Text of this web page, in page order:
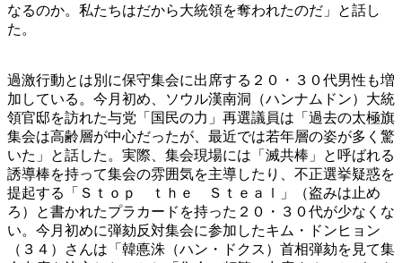
なるのか。私たちはだから大統領を奪われたのだ」と話し
た。
過激行動とは別に保守集会に出席する２０・３０代男性も増
加している。今月初め、ソウル漢南洞（ハンナムドン）大統
領官邸を訪れた与党「国民の力」再選議員は「過去の太極旗
集会は高齢層が中心だったが、最近では若年層の姿が多く驚
いた」と話した。実際、集会現場には「滅共棒」と呼ばれる
誘導棒を持って集会の雰囲気を主導したり、不正選挙疑惑を
提起する「Ｓｔｏｐ ｔｈｅ Ｓｔｅａｌ」（盗みは止め
ろ）と書かれたプラカードを持った２０・３０代が少なくな
い。今月初めに弾劾反対集会に参加したキム・ドンヒョン
（３４）さんは「韓悳洙（ハン・ドクス）首相弾劾を見て集